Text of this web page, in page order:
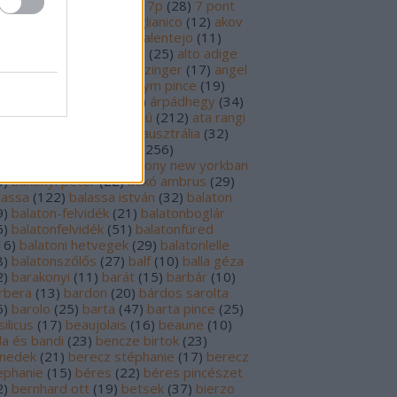
6p (26 7p (28) 7 pont
aglianico (12) akov
alentejo (11 )
(25) alto adige
) alves de sousa alzinger (17) angel
anonym pince (19)
) árpádhegy (34)
(39) ascheri aszú (212) ata rangi
ausztrália (32)
256)
badacsony new yorkban
) bakonyi péter (22) bakó ambrus (29)
(122) balassa istván (32) balaton
) balaton-felvidék (21 ) balatonboglár
) balatonfelvidék (51 ) balatonfüred
) balatoni hetvegek (29) balatonlelle
) balatonszőlős (27) balf (10) balla géza
) barakonyi (11 ) barát (15) barbár (10)
(13) bardon (20) bárdos sarolta
) barolo (25) barta (47) barta pince (25)
(17) beaujolais (16) beaune (10)
és bandi (23) bencze birtok (23)
(21 ) berecz stéphanie (17) berecz
(15) béres (22) béres pincészet
) bernhard ott (19) betsek (37) bierzo